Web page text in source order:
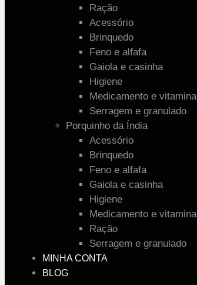
Ração
Acessório
Brinquedo
Feno e alfafa
Gaiola e casinha
Higiene
Medicamento e vitamina
Serragem e granulado
Porquinho da Índia
Acessório
Brinquedo
Feno e alfafa
Gaiola e casinha
Higiene
Medicamento e vitamina
Ração
Serragem e granulado
MINHA CONTA
BLOG